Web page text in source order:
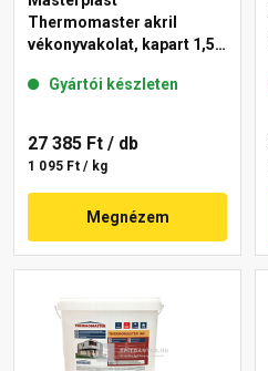
Thermomaster akril
vékonyvakolat, kapart 1,5
Gyártói készleten
27 385 Ft / db
1 095 Ft / kg
Megnézem